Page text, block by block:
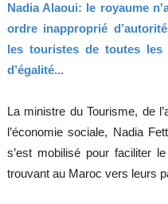
Nadia Alaoui: le royaume
ordre inapproprié
les touristes de toutes
d’égalité...
La ministre du Tourisme, de
l’économie sociale, Nadia
s’est mobilisé pour faciliter
trouvant au Maroc vers leurs